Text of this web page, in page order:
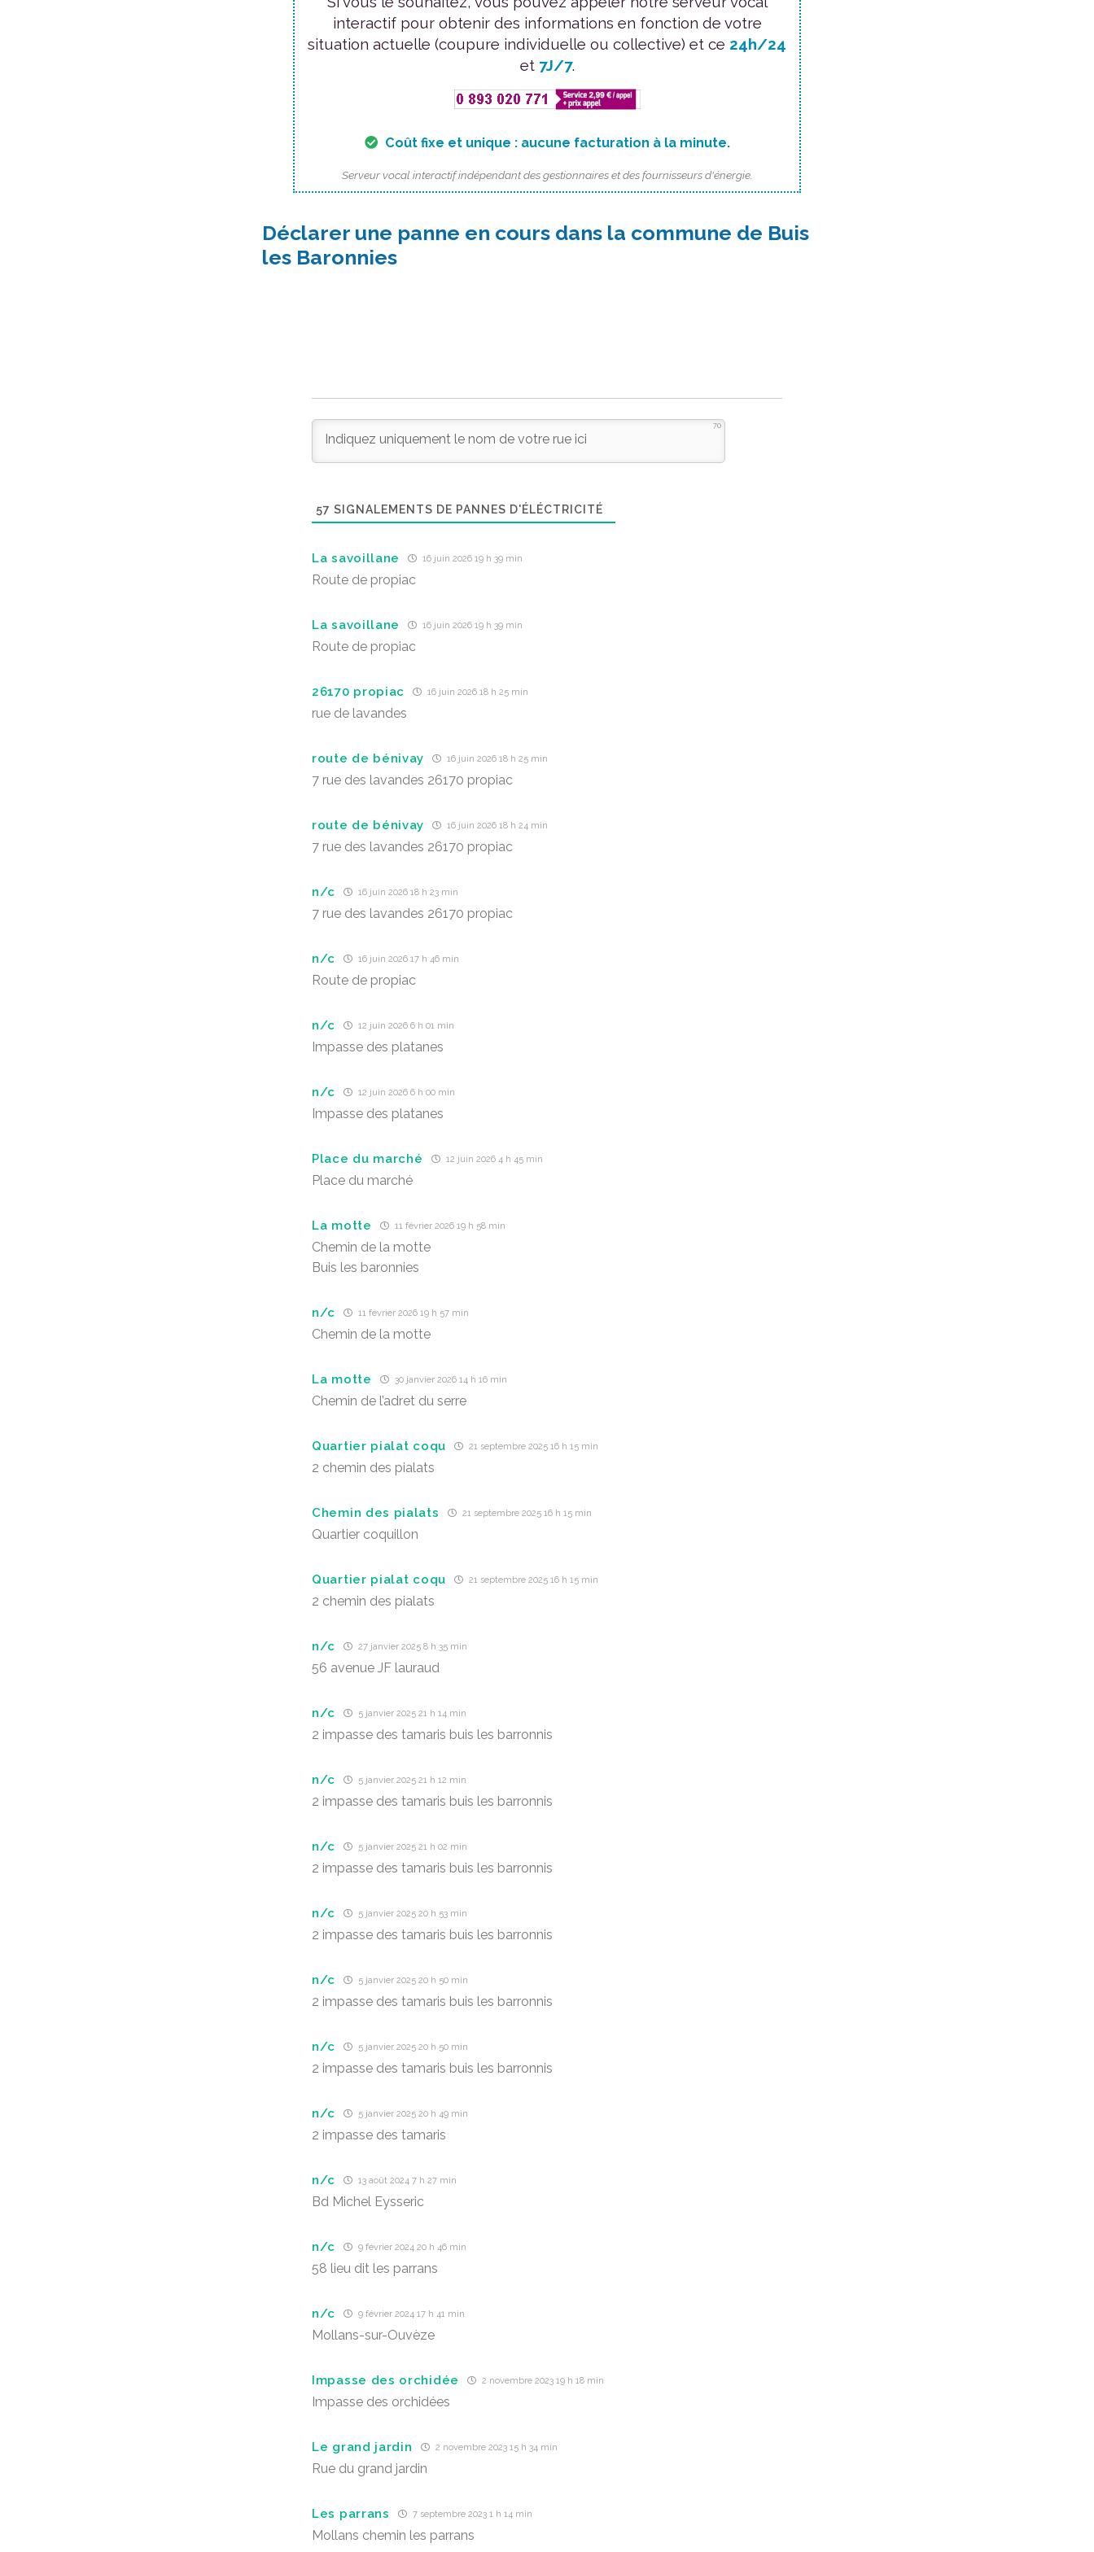
interactif pour obtenir des informations en fonction de votre
situation actuelle (coupure individuelle ou collective) et ce 24h/24
et 7J/7.
Coût fixe et unique : aucune facturation à la minute.
Serveur vocal interactif indépendant des gestionnaires et des fournisseurs d'énergie.
Déclarer une panne en cours dans la commune de Buis
les Baronnies
70
57 SIGNALEMENTS DE PANNES D'ÉLÉCTRICITÉ
La savoillane 16 juin 2026 19 h 39 min
Route de propiac
La savoillane 16 juin 2026 19 h 39 min
Route de propiac
26170 propiac 16 juin 2026 18 h 25 min
rue de lavandes
route de bénivay 16 juin 2026 18 h 25 min
7 rue des lavandes 26170 propiac
route de bénivay 16 juin 2026 18 h 24 min
7 rue des lavandes 26170 propiac
n/c 16 juin 2026 18 h 23 min
7 rue des lavandes 26170 propiac
n/c 16 juin 2026 17 h 46 min
Route de propiac
n/c 12 juin 2026 6 h 01 min
Impasse des platanes
n/c 12 juin 2026 6 h 00 min
Impasse des platanes
Place du marché 12 juin 2026 4 h 45 min
Place du marché
La motte 11 février 2026 19 h 58 min
Chemin de la motte
Buis les baronnies
n/c 11 février 2026 19 h 57 min
Chemin de la motte
La motte 30 janvier 2026 14 h 16 min
Chemin de l’adret du serre
Quartier pialat coqu 21 septembre 2025 16 h 15 min
2 chemin des pialats
Chemin des pialats 21 septembre 2025 16 h 15 min
Quartier coquillon
Quartier pialat coqu 21 septembre 2025 16 h 15 min
2 chemin des pialats
n/c 27 janvier 2025 8 h 35 min
56 avenue JF lauraud
n/c 5 janvier 2025 21 h 14 min
2 impasse des tamaris buis les barronnis
n/c 5 janvier 2025 21 h 12 min
2 impasse des tamaris buis les barronnis
n/c 5 janvier 2025 21 h 02 min
2 impasse des tamaris buis les barronnis
n/c 5 janvier 2025 20 h 53 min
2 impasse des tamaris buis les barronnis
n/c 5 janvier 2025 20 h 50 min
2 impasse des tamaris buis les barronnis
n/c 5 janvier 2025 20 h 50 min
2 impasse des tamaris buis les barronnis
n/c 5 janvier 2025 20 h 49 min
2 impasse des tamaris
n/c 13 août 2024 7 h 27 min
Bd Michel Eysseric
n/c 9 février 2024 20 h 46 min
58 lieu dit les parrans
n/c 9 février 2024 17 h 41 min
Mollans-sur-Ouvèze
Impasse des orchidée 2 novembre 2023 19 h 18 min
Impasse des orchidées
Le grand jardin 2 novembre 2023 15 h 34 min
Rue du grand jardin
Les parrans 7 septembre 2023 1 h 14 min
Mollans chemin les parrans